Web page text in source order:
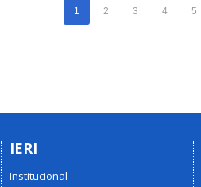
1 2 3 4 5
IERI
Institucional